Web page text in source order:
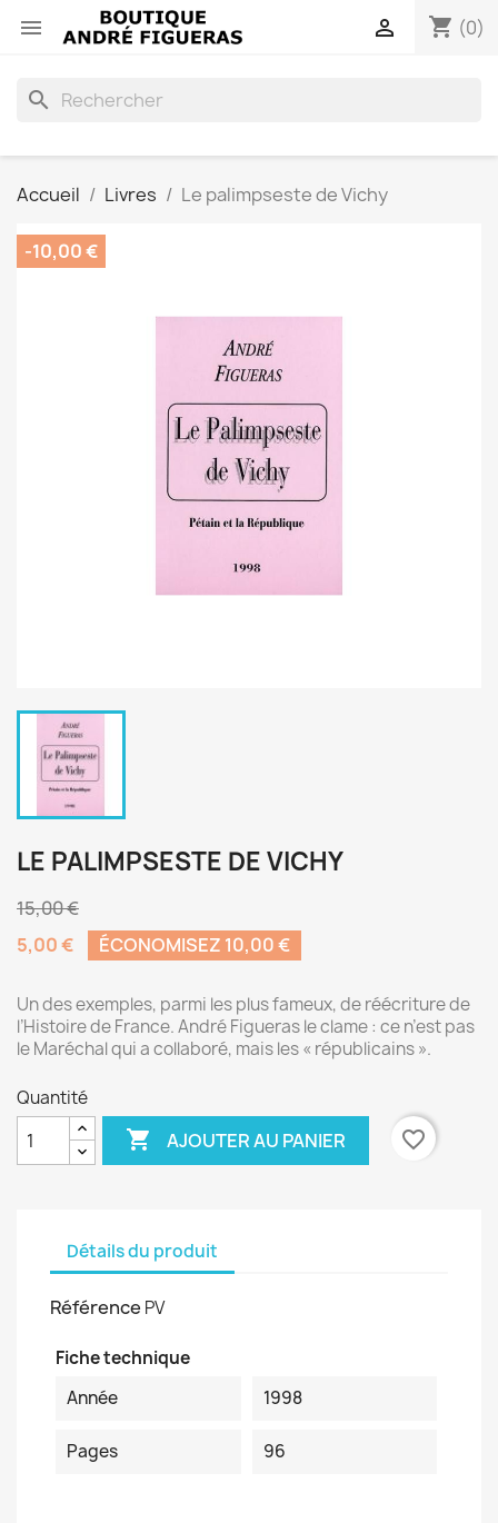
 shopping_cart (0)

search
Accueil Livres Le palimpseste de Vichy
-10,00 €
LE PALIMPSESTE DE VICHY
15,00 €
5,00 €
ÉCONOMISEZ 10,00 €
Un des exemples, parmi les plus fameux, de réécriture de
l’Histoire de France. André Figueras le clame : ce n’est pas
le Maréchal qui a collaboré, mais les « républicains ».
Quantité
 AJOUTER AU PANIER favorite_border
Détails du produit
Référence PV
Fiche technique
Année
1998
Pages 96